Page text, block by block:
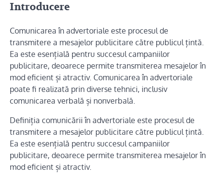
Introducere
Comunicarea în advertoriale este procesul de
transmitere a mesajelor publicitare către publicul țintă.
Ea este esențială pentru succesul campaniilor
publicitare, deoarece permite transmiterea mesajelor în
mod eficient și atractiv. Comunicarea în advertoriale
poate fi realizată prin diverse tehnici, inclusiv
comunicarea verbală și nonverbală.
Definiția comunicării în advertoriale este procesul de
transmitere a mesajelor publicitare către publicul țintă.
Ea este esențială pentru succesul campaniilor
publicitare, deoarece permite transmiterea mesajelor în
mod eficient și atractiv.